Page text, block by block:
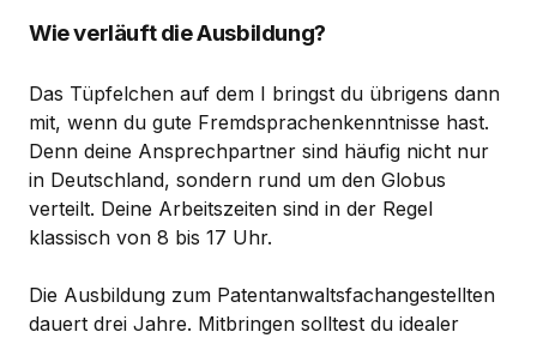
Wie verläuft die Ausbildung?
Das Tüpfelchen auf dem I bringst du übrigens dann
mit, wenn du gute Fremdsprachenkenntnisse hast.
Denn deine Ansprechpartner sind häufig nicht nur
in Deutschland, sondern rund um den Globus
verteilt. Deine Arbeitszeiten sind in der Regel
klassisch von 8 bis 17 Uhr.
Die Ausbildung zum Patentanwaltsfachangestellten
dauert drei Jahre. Mitbringen solltest du idealer